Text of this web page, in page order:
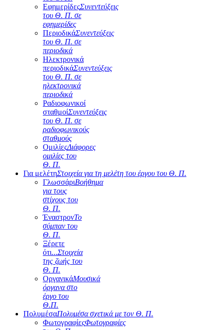
ΕφημερίδεςΣυνεντεύξεις
του Θ. Π. σε
εφημερίδες
ΠεριοδικάΣυνεντεύξεις
του Θ. Π. σε
περιοδικά
Ηλεκτρονικά
περιοδικάΣυνεντεύξεις
του Θ. Π. σε
ηλεκτρονικά
περιοδικά
Ραδιοφωνικοί
σταθμοίΣυνεντεύξεις
του Θ. Π. σε
ραδιοφωνικούς
σταθμούς
ΟμιλίεςΔιάφορες
ομιλίες του
Θ. Π.
Για μελέτηΣτοιχεία για τη μελέτη του έργου του Θ. Π.
ΓλωσσάριΒοήθημα
για τους
στίχους του
Θ. Π.
ΈναστρονΤο
σύμπαν του
Θ. Π.
Ξέρετε
ότι...Στοιχεία
της ζωής του
Θ. Π.
ΟργανικάΜουσικά
όργανα στο
έργο του
Θ.Π.
ΠολυμέσαΠολυμέσα σχετικά με τον Θ. Π.
ΦωτογραφίεςΦωτογραφίες